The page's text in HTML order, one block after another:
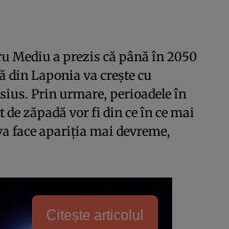
Mediu a prezis că până în 2050
din Laponia va creşte cu
Prin urmare, perioadele în
zăpadă vor fi din ce în ce mai
face apariţia mai devreme,
Citește articolul